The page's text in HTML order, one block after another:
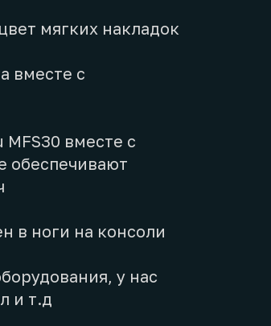
мягких накладок
вместе с
вместе с
обеспечивают
в ноги на консоли
у нас
и т.д